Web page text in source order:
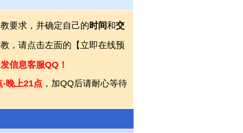
要求，并确定自己的时间和交
，请点击左面的【立即在线预
信息客服QQ！
-晚上21点 ，加QQ后请耐心等待